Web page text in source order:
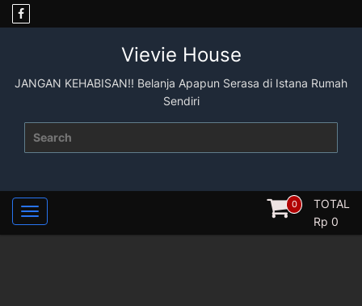
Skip
to
Vievie House
JANGAN KEHABISAN!! Belanja Apapun Serasa di Istana Rumah
Sendiri
0
TOTAL
Rp 0